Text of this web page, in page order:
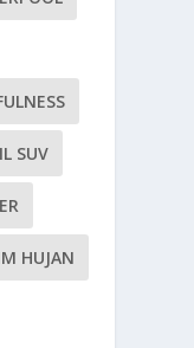
SUV
HUJAN